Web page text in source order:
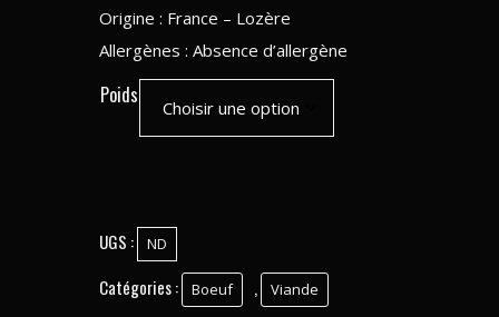
Origine : France – Lozère
Allergènes : Absence d’allergène
Poids
UGS : ND
Catégories : Boeuf , Viande